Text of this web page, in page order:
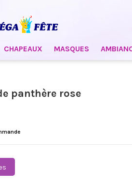
CHAPEAUX MASQUES
panthère rose